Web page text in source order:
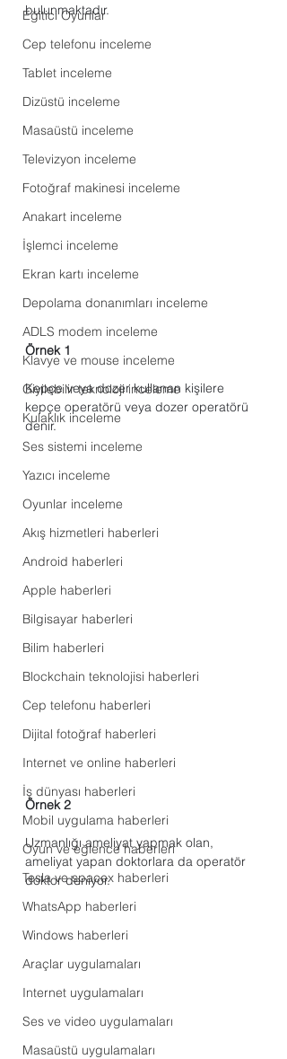
Eğitici Oyunlar
Cep telefonu inceleme
Tablet inceleme
Dizüstü inceleme
Masaüstü inceleme
Televizyon inceleme
Fotoğraf makinesi inceleme
Anakart inceleme
İşlemci inceleme
Ekran kartı inceleme
Depolama donanımları inceleme
ADLS modem inceleme
Klavye ve mouse inceleme
Giyilebilir teknoloji inceleme
Kulaklık inceleme
Ses sistemi inceleme
Yazıcı inceleme
Oyunlar inceleme
Akış hizmetleri haberleri
Android haberleri
Apple haberleri
Bilgisayar haberleri
Bilim haberleri
Blockchain teknolojisi haberleri
Cep telefonu haberleri
Dijital fotoğraf haberleri
Internet ve online haberleri
İş dünyası haberleri
Mobil uygulama haberleri
Oyun ve eğlence haberleri
Tesla ve spacex haberleri
WhatsApp haberleri
Windows haberleri
Araçlar uygulamaları
Internet uygulamaları
Ses ve video uygulamaları
Masaüstü uygulamaları
bulunmaktadır.
Örnek 1
Kepçe veya dozer kullanan kişilere
kepçe operatörü veya dozer operatörü
denir.
Örnek 2
Uzmanlığı ameliyat yapmak olan,
ameliyat yapan doktorlara da operatör
doktor deniyor.